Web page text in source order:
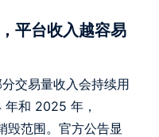
平台收入越容易
交易量收入会持续用
和 2025 年，
毁范围。官方公告显